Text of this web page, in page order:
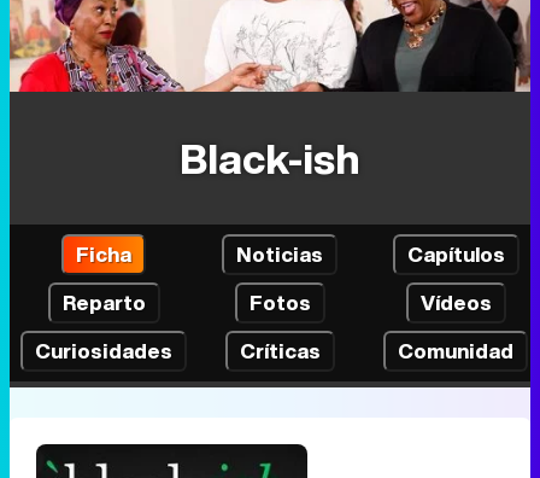
Black-ish
Ficha Noticias
Capítulos
Reparto
Fotos
Vídeos
Curiosidades
Críticas Comunidad